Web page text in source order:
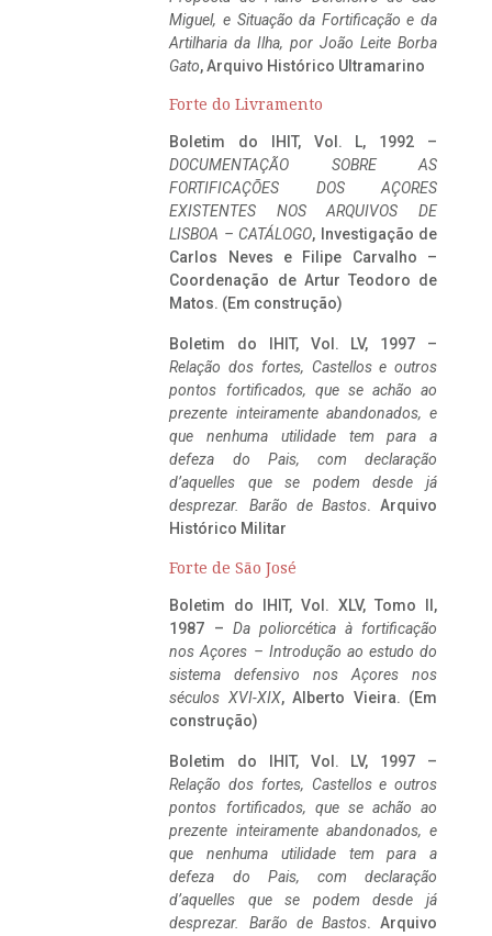
Miguel, e Situação da Fortificação e da
Artilharia da Ilha, por João Leite Borba
Gato, Arquivo Histórico Ultramarino
Forte do Livramento
Boletim do IHIT, Vol. L, 1992 –
DOCUMENTAÇÃO SOBRE AS
FORTIFICAÇÕES DOS AÇORES
EXISTENTES NOS ARQUIVOS DE
LISBOA – CATÁLOGO, Investigação de
Carlos Neves e Filipe Carvalho –
Coordenação de Artur Teodoro de
Matos. (Em construção)
Boletim do IHIT, Vol. LV, 1997 –
Relação dos fortes, Castellos e outros
pontos fortificados, que se achão ao
prezente inteiramente abandonados, e
que nenhuma utilidade tem para a
defeza do Pais, com declaração
d’aquelles que se podem desde já
desprezar. Barão de Bastos. Arquivo
Histórico Militar
Forte de São José
Boletim do IHIT, Vol. XLV, Tomo II,
1987 – Da poliorcética à fortificação
nos Açores – Introdução ao estudo do
sistema defensivo nos Açores nos
séculos XVI-XIX, Alberto Vieira. (Em
construção)
Boletim do IHIT, Vol. LV, 1997 –
Relação dos fortes, Castellos e outros
pontos fortificados, que se achão ao
prezente inteiramente abandonados, e
que nenhuma utilidade tem para a
defeza do Pais, com declaração
d’aquelles que se podem desde já
desprezar. Barão de Bastos. Arquivo